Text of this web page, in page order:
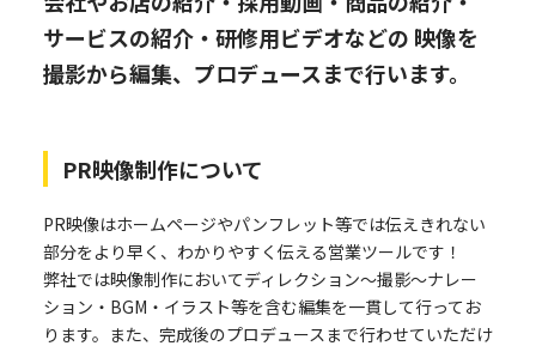
サービスの紹介・研修用ビデオなどの 映像を
撮影から編集、プロデュースまで行います。
PR映像制作について
PR映像はホームページやパンフレット等では伝えきれない
部分をより早く、わかりやすく伝える営業ツールです！
弊社では映像制作においてディレクション～撮影～ナレー
ション・BGM・イラスト等を含む編集を一貫して行ってお
ります。また、完成後のプロデュースまで行わせていただけ